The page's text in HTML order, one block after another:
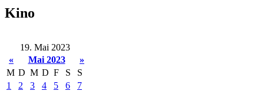
Kino
19. Mai 2023
«
Mai 2023
»
M D M D F S
S
1
2 3 4 5 6
7